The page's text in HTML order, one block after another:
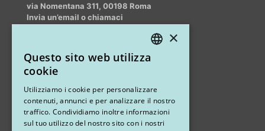
via Nomentana 311, 00198 Roma
Invia un’email o chiamaci
Altri studi
STUDIO MARIANETTI MED
via Sandro Pertini 26, 67051 Avezzano (AQ)
×
Questo sito web utilizza
cookie
Utilizziamo i cookie per personalizzare
contenuti, annunci e per analizzare il nostro
traffico. Condividiamo inoltre informazioni
sul tuo utilizzo del nostro sito con i nostri